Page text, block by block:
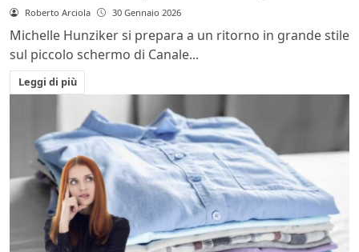
Roberto Arciola 30 Gennaio 2026
Michelle Hunziker si prepara a un ritorno in grande stile
sul piccolo schermo di Canale...
Leggi di più